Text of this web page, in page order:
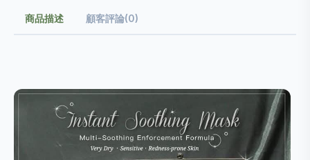
商品描述 顧客評論(0)